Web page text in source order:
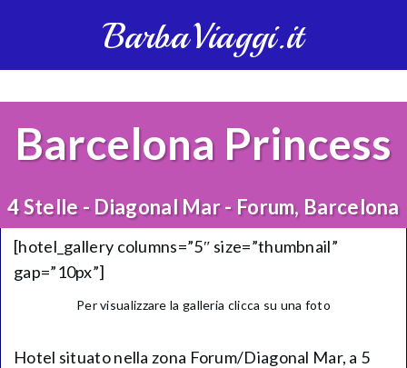
BarbaViaggi.it
Barcelona Princess
4 Stelle - Diagonal Mar - Forum, Barcelona
[hotel_gallery columns=”5″ size=”thumbnail”
gap=”10px”]
Per visualizzare la galleria clicca su una foto
Hotel situato nella zona Forum/Diagonal Mar, a 5